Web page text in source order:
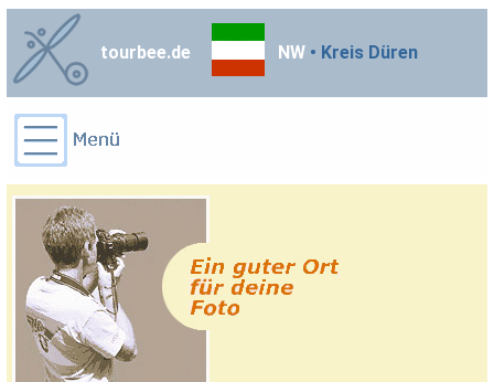
tourbee.de NW • Kreis Düren